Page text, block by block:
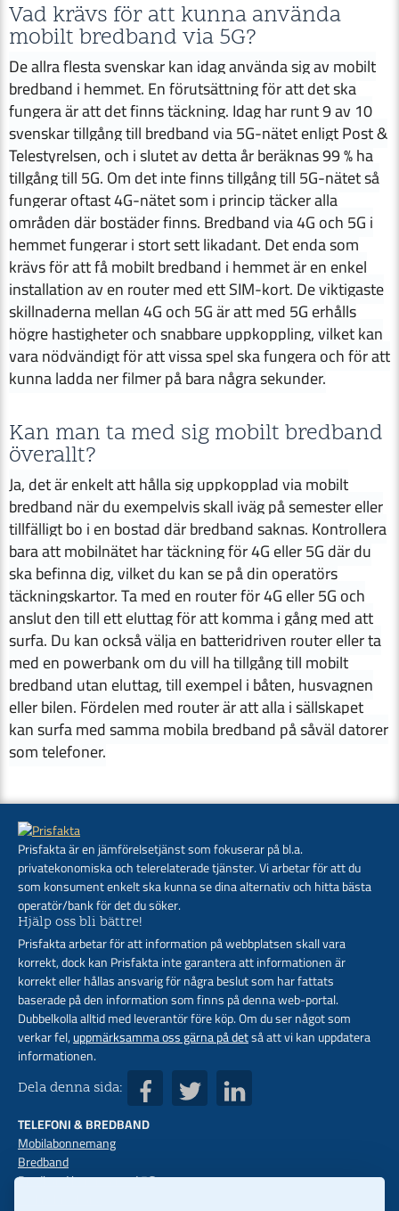
Vad krävs för att kunna använda
mobilt bredband via 5G?
De allra flesta svenskar kan idag använda sig av mobilt
bredband i hemmet. En förutsättning för att det ska
fungera är att det finns täckning. Idag har runt 9 av 10
svenskar tillgång till bredband via 5G-nätet enligt Post &
Telestyrelsen, och i slutet av detta år beräknas 99 % ha
tillgång till 5G. Om det inte finns tillgång till 5G-nätet så
fungerar oftast 4G-nätet som i princip täcker alla
områden där bostäder finns. Bredband via 4G och 5G i
hemmet fungerar i stort sett likadant. Det enda som
krävs för att få mobilt bredband i hemmet är en enkel
installation av en router med ett SIM-kort. De viktigaste
skillnaderna mellan 4G och 5G är att med 5G erhålls
högre hastigheter och snabbare uppkoppling, vilket kan
vara nödvändigt för att vissa spel ska fungera och för att
kunna ladda ner filmer på bara några sekunder.
Kan man ta med sig mobilt bredband
överallt?
Ja, det är enkelt att hålla sig uppkopplad via mobilt
bredband när du exempelvis skall iväg på semester eller
tillfälligt bo i en bostad där bredband saknas. Kontrollera
bara att mobilnätet har täckning för 4G eller 5G där du
ska befinna dig, vilket du kan se på din operatörs
täckningskartor. Ta med en router för 4G eller 5G och
anslut den till ett eluttag för att komma i gång med att
surfa. Du kan också välja en batteridriven router eller ta
med en powerbank om du vill ha tillgång till mobilt
bredband utan eluttag, till exempel i båten, husvagnen
eller bilen. Fördelen med router är att alla i sällskapet
kan surfa med samma mobila bredband på såväl datorer
som telefoner.
Prisfakta är en jämförelsetjänst som fokuserar på bl.a.
privatekonomiska och telerelaterade tjänster. Vi arbetar för att du
som konsument enkelt ska kunna se dina alternativ och hitta bästa
operatör/bank för det du söker.
Hjälp oss bli bättre!
Prisfakta arbetar för att information på webbplatsen skall vara
korrekt, dock kan Prisfakta inte garantera att informationen är
korrekt eller hållas ansvarig för några beslut som har fattats
baserade på den information som finns på denna web-portal.
Dubbelkolla alltid med leverantör före köp. Om du ser något som
verkar fel,uppmärksamma oss gärna på detså att vi kan uppdatera
informationen.
Dela denna sida:
TELEFONI & BREDBAND
Mobilabonnemang
Bredband
Bredband hemma med 5G